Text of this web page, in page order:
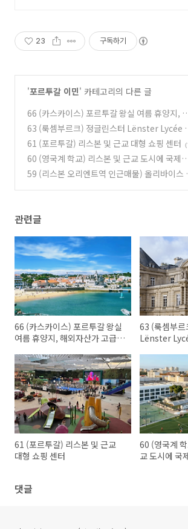
23 구독하기
'포르투갈 이민' 카테고리의 다른 글
66 (카스카이스) 포르투갈 왕실 여름 휴양지,
외자산가 고급주거지 (94)
63 (룩셈부르크) 정글린스터 Lënster Lycée
제 학교
(62)
61 (포르투갈) 리스본 및 근교 대형 쇼핑 센터
(2
4)
60 (영국계 학교) 리스본 및 근교 도시에 국제
교 진출 (예정)
(84)
59 (리스본 오리엔트역 인근매물) 올리바이스
관련글
66 (카스카이스) 포르투갈 왕실
여름 휴양지, 해외자산가 고급주
63 (룩셈부르
Lënster
61 (포르투갈) 리스본 및 근교
대형 쇼핑 센터
60 (영국계
교 도시에 국
댓글